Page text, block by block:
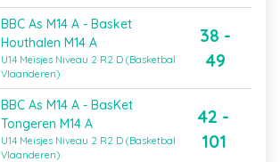
BBC As M14 A - Basket
Houthalen M14 A
U14 Meisjes Niveau 2 R2 D (Basketbal
Vlaanderen)
38 -
49
BBC As M14 A - BasKet
Tongeren M14 A
U14 Meisjes Niveau 2 R2 D (Basketbal
Vlaanderen)
42 -
101